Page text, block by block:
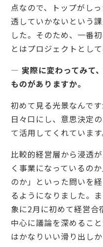
点なので、トップがし
透していかないという
した。そのため、一番
とはプロジェクトとし
— 実際に変わってみて
ものがありますか。
初めて見る光景なんで
日々口にし、意思決定
て活用してくれています
比較的経営層から浸透
く事業になっているの
のか」といった問いを
るようになりました。
象に2月に初めて経営合
中心に議論を深めるこ
はかなりいい滑り出しか